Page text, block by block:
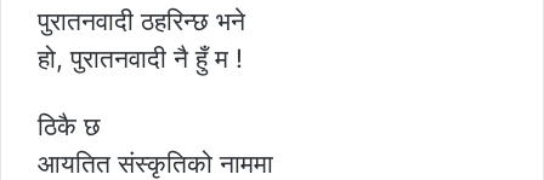
पुरातनवादी ठहरिन्छ भने
हो, पुरातनवादी नै हुँ म !
ठिकै छ
आयतित संस्कृतिको नाममा